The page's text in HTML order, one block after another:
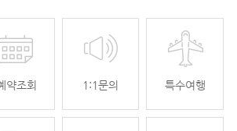
약조회 1:1문의 특수여행